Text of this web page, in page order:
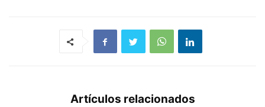
Artículos relacionados